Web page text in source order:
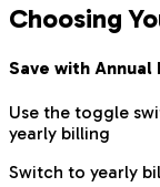
Choosing
Save with Annual
Use the toggle
yearly billing
Switch to yearly